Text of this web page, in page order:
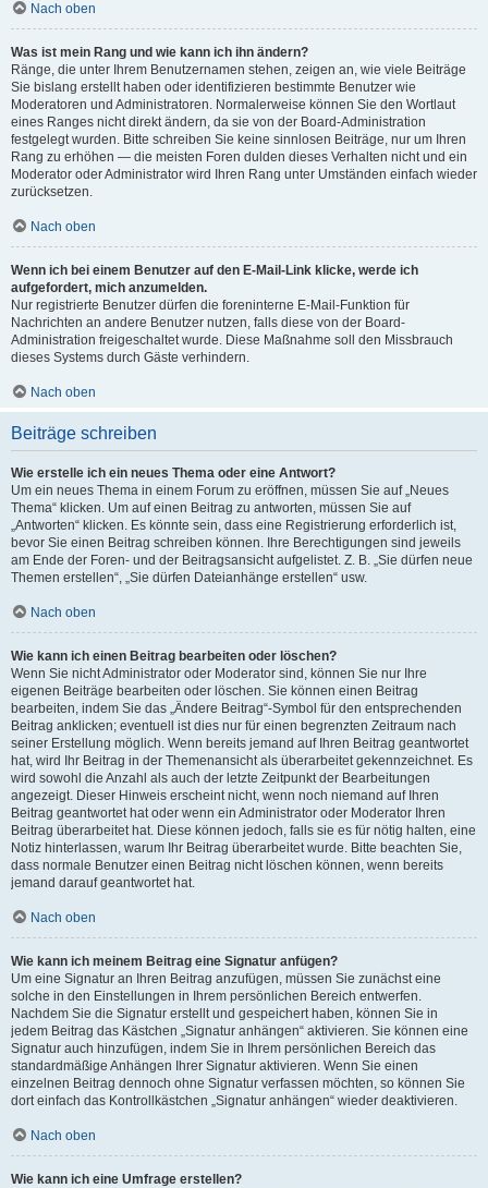
Nach oben
Was ist mein Rang und wie kann ich ihn ändern?
Ränge, die unter Ihrem Benutzernamen stehen, zeigen an, wie viele Beiträge
Sie bislang erstellt haben oder identifizieren bestimmte Benutzer wie
Moderatoren und Administratoren. Normalerweise können Sie den Wortlaut
eines Ranges nicht direkt ändern, da sie von der Board-Administration
festgelegt wurden. Bitte schreiben Sie keine sinnlosen Beiträge, nur um Ihren
Rang zu erhöhen — die meisten Foren dulden dieses Verhalten nicht und ein
Moderator oder Administrator wird Ihren Rang unter Umständen einfach wieder
zurücksetzen.
Nach oben
Wenn ich bei einem Benutzer auf den E-Mail-Link klicke, werde ich
aufgefordert, mich anzumelden.
Nur registrierte Benutzer dürfen die foreninterne E-Mail-Funktion für
Nachrichten an andere Benutzer nutzen, falls diese von der Board-
Administration freigeschaltet wurde. Diese Maßnahme soll den Missbrauch
dieses Systems durch Gäste verhindern.
Nach oben
Beiträge schreiben
Wie erstelle ich ein neues Thema oder eine Antwort?
Um ein neues Thema in einem Forum zu eröffnen, müssen Sie auf „Neues
Thema“ klicken. Um auf einen Beitrag zu antworten, müssen Sie auf
„Antworten“ klicken. Es könnte sein, dass eine Registrierung erforderlich ist,
bevor Sie einen Beitrag schreiben können. Ihre Berechtigungen sind jeweils
am Ende der Foren- und der Beitragsansicht aufgelistet. Z. B. „Sie dürfen neue
Themen erstellen“, „Sie dürfen Dateianhänge erstellen“ usw.
Nach oben
Wie kann ich einen Beitrag bearbeiten oder löschen?
Wenn Sie nicht Administrator oder Moderator sind, können Sie nur Ihre
eigenen Beiträge bearbeiten oder löschen. Sie können einen Beitrag
bearbeiten, indem Sie das „Ändere Beitrag“-Symbol für den entsprechenden
Beitrag anklicken; eventuell ist dies nur für einen begrenzten Zeitraum nach
seiner Erstellung möglich. Wenn bereits jemand auf Ihren Beitrag geantwortet
hat, wird Ihr Beitrag in der Themenansicht als überarbeitet gekennzeichnet. Es
wird sowohl die Anzahl als auch der letzte Zeitpunkt der Bearbeitungen
angezeigt. Dieser Hinweis erscheint nicht, wenn noch niemand auf Ihren
Beitrag geantwortet hat oder wenn ein Administrator oder Moderator Ihren
Beitrag überarbeitet hat. Diese können jedoch, falls sie es für nötig halten, eine
Notiz hinterlassen, warum Ihr Beitrag überarbeitet wurde. Bitte beachten Sie,
dass normale Benutzer einen Beitrag nicht löschen können, wenn bereits
jemand darauf geantwortet hat.
Nach oben
Wie kann ich meinem Beitrag eine Signatur anfügen?
Um eine Signatur an Ihren Beitrag anzufügen, müssen Sie zunächst eine
solche in den Einstellungen in Ihrem persönlichen Bereich entwerfen.
Nachdem Sie die Signatur erstellt und gespeichert haben, können Sie in
jedem Beitrag das Kästchen „Signatur anhängen“ aktivieren. Sie können eine
Signatur auch hinzufügen, indem Sie in Ihrem persönlichen Bereich das
standardmäßige Anhängen Ihrer Signatur aktivieren. Wenn Sie einen
einzelnen Beitrag dennoch ohne Signatur verfassen möchten, so können Sie
dort einfach das Kontrollkästchen „Signatur anhängen“ wieder deaktivieren.
Nach oben
Wie kann ich eine Umfrage erstellen?